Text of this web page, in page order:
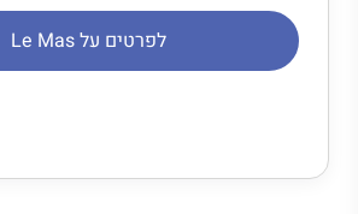
לפרטים על Le Mas